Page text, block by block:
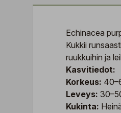
Echinacea
Kukkii
ruukkuihin ja
Kasvitiedot:
Korkeus:
Leveys:
Kukinta: